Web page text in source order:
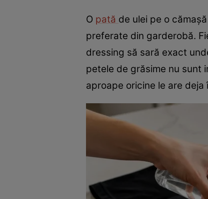
O pată de ulei pe o
preferate din garderobă.
dressing să sară exact
petele de grăsime nu sunt
aproape oricine le are deja